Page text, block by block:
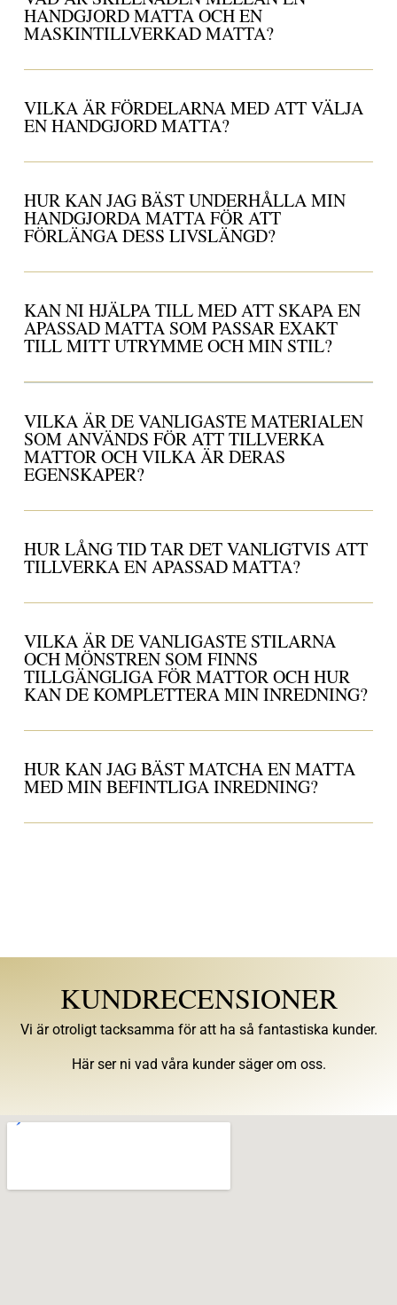
HANDGJORD MATTA OCH EN
MASKINTILLVERKAD MATTA?
VILKA ÄR FÖRDELARNA MED ATT VÄLJA
EN HANDGJORD MATTA?
HUR KAN JAG BÄST UNDERHÅLLA MIN
HANDGJORDA MATTA FÖR ATT
FÖRLÄNGA DESS LIVSLÄNGD?
KAN NI HJÄLPA TILL MED ATT SKAPA EN
APASSAD MATTA SOM PASSAR EXAKT
TILL MITT UTRYMME OCH MIN STIL?
VILKA ÄR DE VANLIGASTE MATERIALEN
SOM ANVÄNDS FÖR ATT TILLVERKA
MATTOR OCH VILKA ÄR DERAS
EGENSKAPER?
HUR LÅNG TID TAR DET VANLIGTVIS ATT
TILLVERKA EN APASSAD MATTA?
VILKA ÄR DE VANLIGASTE STILARNA
OCH MÖNSTREN SOM FINNS
TILLGÄNGLIGA FÖR MATTOR OCH HUR
KAN DE KOMPLETTERA MIN INREDNING?
HUR KAN JAG BÄST MATCHA EN MATTA
MED MIN BEFINTLIGA INREDNING?
KUNDRECENSIONER
Vi är otroligt tacksamma för att ha så fantastiska kunder.
Här ser ni vad våra kunder säger om oss.